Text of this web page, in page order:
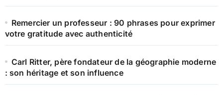
Remercier un professeur : 90 phrases pour exprimer
votre gratitude avec authenticité
Carl Ritter, père fondateur de la géographie moderne
: son héritage et son influence